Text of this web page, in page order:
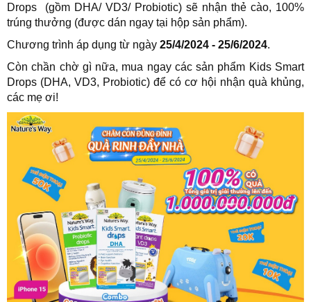
Drops (gồm DHA/ VD3/ Probiotic) sẽ nhận thẻ cào, 100%
trúng thưởng (được dán ngay tại hộp sản phẩm).
Chương trình áp dụng từ ngày 25/4/2024 - 25/6/2024.
Còn chần chờ gì nữa, mua ngay các sản phẩm Kids Smart
Drops (DHA, VD3, Probiotic) để có cơ hội nhận quà khủng,
các mẹ ơi!